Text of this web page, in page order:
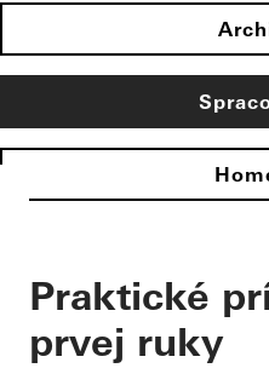
Praktické
prvej ruky